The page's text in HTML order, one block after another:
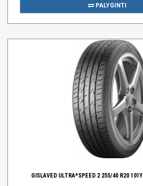
PALYGINTI
GISLAVED ULTRA*SPEED 2 255/40 R20 101Y